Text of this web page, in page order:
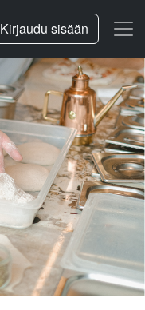
Kirjaudu sisään